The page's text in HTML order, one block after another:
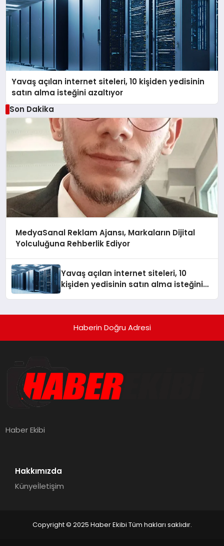
Yavaş açılan internet siteleri, 10 kişiden yedisinin
satın alma isteğini azaltıyor
Son Dakika
MedyaSanal Reklam Ajansı, Markaların Dijital
Yolculuğuna Rehberlik Ediyor
Yavaş açılan internet siteleri, 10
kişiden yedisinin satın alma isteğini
Haberin Doğru Adresi
Haber Ekibi
Hakkımızda
Künyeİletişim
Copyright © 2025 Haber Ekibi Tüm hakları saklıdır.